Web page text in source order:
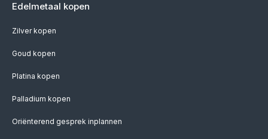
Edelmetaal kopen
Zilver kopen
Goud kopen
Platina kopen
Palladium kopen
Oriënterend gesprek inplannen